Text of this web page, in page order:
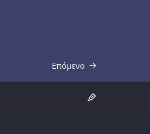
Επόμενο
Απομαγνητοφώνηση